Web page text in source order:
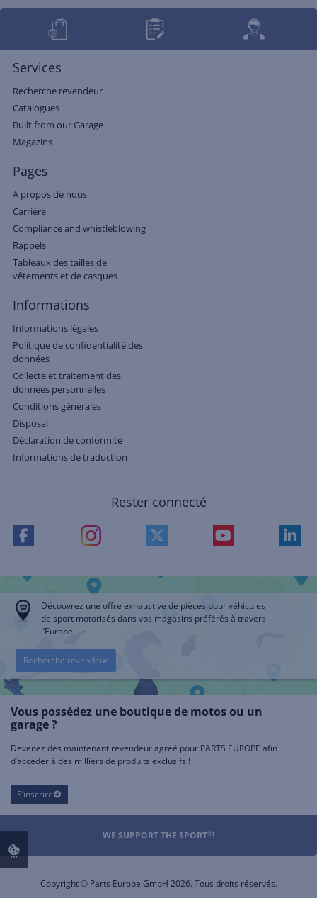
Services
Recherche revendeur
Catalogues
Built from our Garage
Magazins
Pages
A propos de nous
Carrière
Compliance and whistleblowing
Rappels
Tableaux des tailles de
vêtements et de casques
Informations
Informations légales
Politique de confidentialité des
données
Collecte et traitement des
données personnelles
Conditions générales
Disposal
Déclaration de conformité
Informations de traduction
Rester connecté
Découvrez une offre exhaustive de pièces pour véhicules
de sport motorisés dans vos magasins préférés à travers
l’Europe.
Recherche revendeur
Vous possédez une boutique de motos ou un
garage ?
Devenez dès maintenant revendeur agréé pour PARTS EUROPE afin
d’accéder à des milliers de produits exclusifs !
S’inscrire
WE SUPPORT THE SPORT®!
Copyright © Parts Europe GmbH 2026. Tous droits réservés.